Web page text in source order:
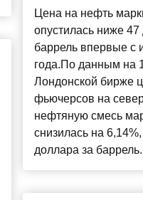
Цена на нефть
опустилась ниже 47
баррель впервые с
года.По данным на
Лондонской бирже
фьючерсов на
нефтяную смесь
снизилась на
доллара за